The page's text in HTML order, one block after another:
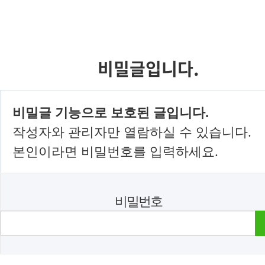
비밀글입니다.
비밀글 기능으로 보호된 글입니다.
작성자와 관리자만 열람하실 수 있습니다.
본인이라면 비밀번호를 입력하세요.
비밀번호